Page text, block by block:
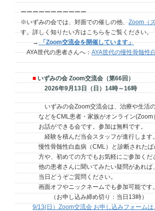
ーーーーーーーーーーー
※いずみの会では、対面での催しの他、Zoom（
す。詳しく知りたい方はこちらをご覧ください。
→「Zoom交流会を開催しています」
AYA世代の患者さんへ：AYA世代の慢性骨髄性
■ いずみの会 Zoom交流会（第66回）
2026年9月13日（日）14時～16時
いずみの会Zoom交流会は、治療や生活の
などをCML患者・家族がオンライン(Zoom
お話ができる会です。参加は無料です。
経験を積んだ当会スタッフが進行します。
慢性骨髄性白血病（CML）と診断されたば
方や、初めての方でもお気軽にご参加くだ
他の患者さんに聞いてみたい疑問があれば、
当日どうぞご質問ください。
画面オフやニックネームでも参加可能です。
（お申し込み締め切り：当日13時）
9/13(日）Zoom交流会 お申し込みフォームは